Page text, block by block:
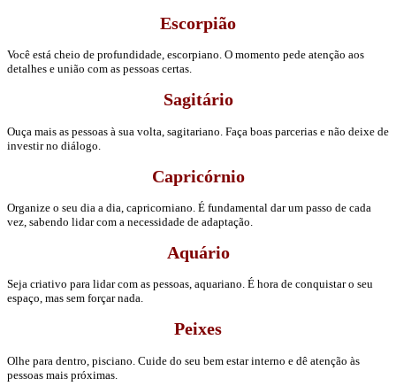
Escorpião
Você está cheio de profundidade, escorpiano. O momento pede atenção aos
detalhes e união com as pessoas certas.
Sagitário
Ouça mais as pessoas à sua volta, sagitariano. Faça boas parcerias e não deixe de
investir no diálogo.
Capricórnio
Organize o seu dia a dia, capricorniano. É fundamental dar um passo de cada
vez, sabendo lidar com a necessidade de adaptação.
Aquário
Seja criativo para lidar com as pessoas, aquariano. É hora de conquistar o seu
espaço, mas sem forçar nada.
Peixes
Olhe para dentro, pisciano. Cuide do seu bem estar interno e dê atenção às
pessoas mais próximas.